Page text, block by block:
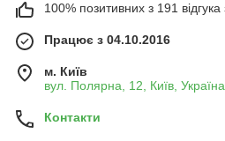
100% позитивних з 191 відгука
Працює з 04.10.2016
м. Київ
вул. Полярна, 12, Київ, Україна
Контакти